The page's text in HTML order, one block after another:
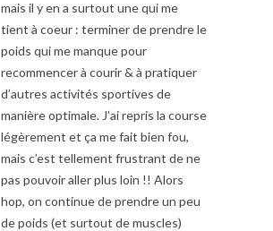
mais il y en a surtout une qui me
tient à coeur : terminer de prendre le
poids qui me manque pour
recommencer à courir & à pratiquer
d’autres activités sportives de
manière optimale. J’ai repris la course
légèrement et ça me fait bien fou,
mais c’est tellement frustrant de ne
pas pouvoir aller plus loin !! Alors
hop, on continue de prendre un peu
de poids (et surtout de muscles)